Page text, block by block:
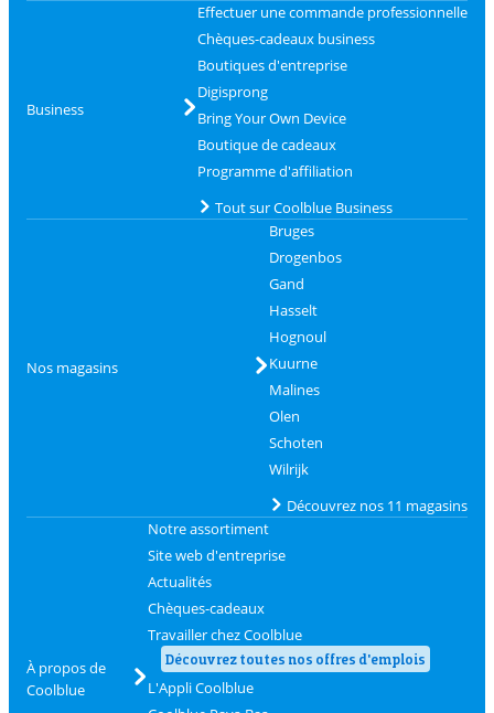
Business
Effectuer une commande professionnelle
Chèques-cadeaux business
Boutiques d'entreprise
Digisprong
Bring Your Own Device
Boutique de cadeaux
Programme d'affiliation
Tout sur Coolblue Business
Nos magasins
Bruges
Drogenbos
Gand
Hasselt
Hognoul
Kuurne
Malines
Olen
Schoten
Wilrijk
Découvrez nos 11 magasins
À propos de
Coolblue
Notre assortiment
Site web d'entreprise
Actualités
Chèques-cadeaux
Travailler chez Coolblue
Découvrez toutes nos offres d'emplois
L'Appli Coolblue